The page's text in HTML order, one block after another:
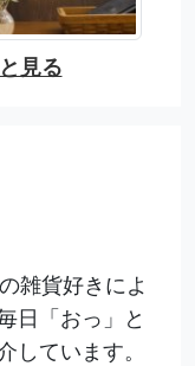
見る
雑貨好きによ
日「おっ」と
しています。